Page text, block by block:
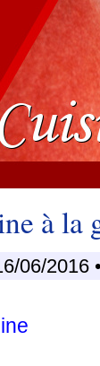
à la
06/2016